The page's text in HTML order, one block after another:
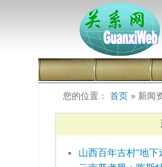
您的位置： 首页 » 新闻
山西百年古村“地下